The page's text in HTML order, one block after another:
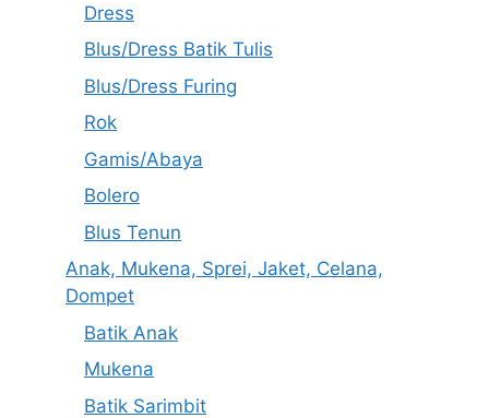
Dress
Blus/Dress Batik Tulis
Blus/Dress Furing
Rok
Gamis/Abaya
Bolero
Blus Tenun
Anak, Mukena, Sprei, Jaket, Celana,
Dompet
Batik Anak
Mukena
Batik Sarimbit